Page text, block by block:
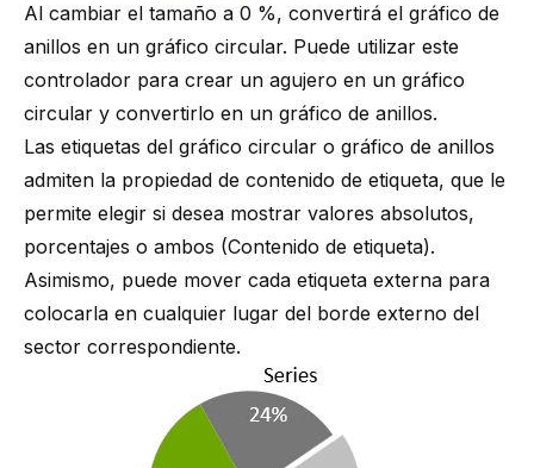
Al cambiar el tamaño a 0 %, convertirá el gráfico de
anillos en un gráfico circular. Puede utilizar este
controlador para crear un agujero en un gráfico
circular y convertirlo en un gráfico de anillos.
Las etiquetas del gráfico circular o gráfico de anillos
admiten la propiedad de contenido de etiqueta, que le
permite elegir si desea mostrar valores absolutos,
porcentajes o ambos (Contenido de etiqueta).
Asimismo, puede mover cada etiqueta externa para
colocarla en cualquier lugar del borde externo del
sector correspondiente.